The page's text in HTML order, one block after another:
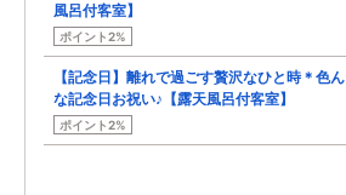
風呂付客室】
ポイント2%
【記念日】離れで過ごす贅沢なひと時＊色ん
な記念日お祝い♪【露天風呂付客室】
ポイント2%